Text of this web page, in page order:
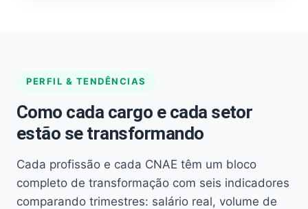
PERFIL & TENDÊNCIAS
Como cada cargo e cada setor
estão se transformando
Cada profissão e cada CNAE têm um bloco
completo de transformação com seis indicadores
comparando trimestres: salário real, volume de